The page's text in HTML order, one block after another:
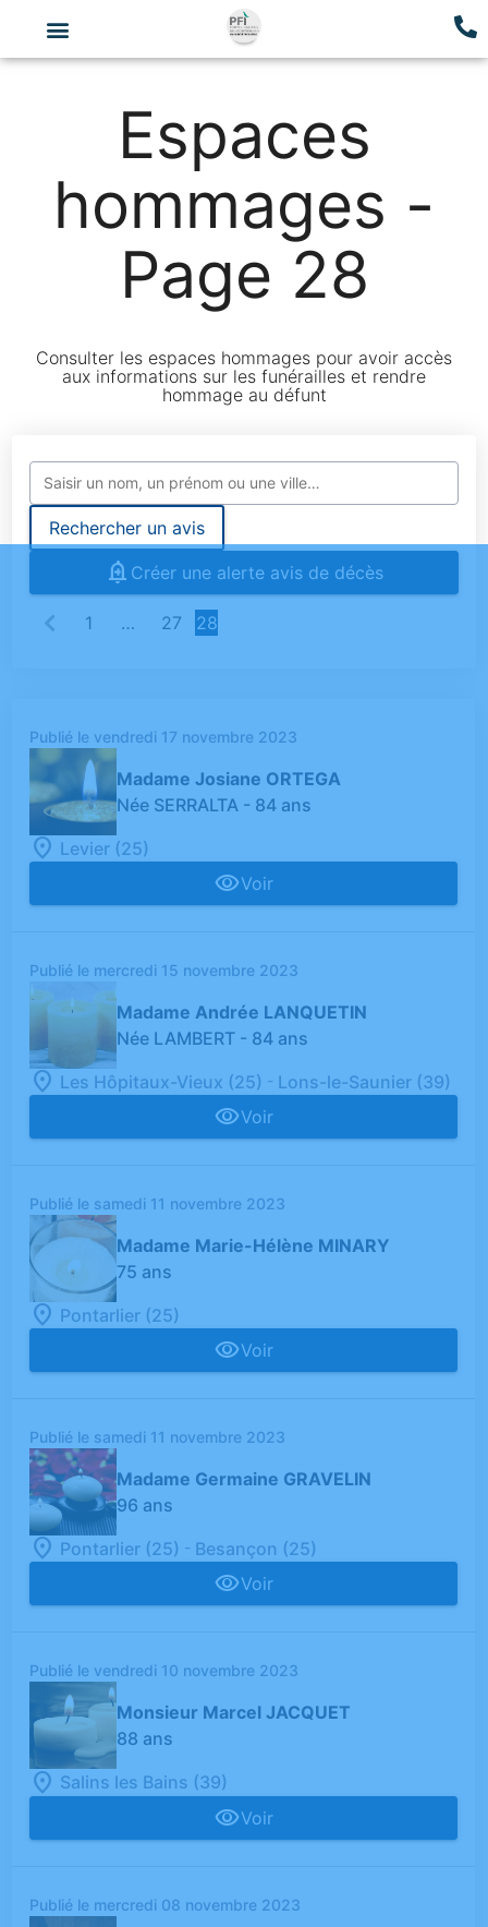
Espaces
hommages -
Page 28
Consulter les espaces hommages pour avoir accès
aux informations sur les funérailles et rendre
hommage au défunt
Rechercher un avis
Créer une alerte avis de décès
1 … 27 28
Publié le vendredi 17 novembre 2023
Madame Josiane ORTEGA
Née SERRALTA - 84 ans
Levier (25)
Voir
Publié le mercredi 15 novembre 2023
Madame Andrée LANQUETIN
Née LAMBERT - 84 ans
Les Hôpitaux-Vieux (25) - Lons-le-Saunier (39)
Voir
Publié le samedi 11 novembre 2023
Madame Marie-Hélène MINARY
75 ans
Pontarlier (25)
Voir
Publié le samedi 11 novembre 2023
Madame Germaine GRAVELIN
96 ans
Pontarlier (25) - Besançon (25)
Voir
Publié le vendredi 10 novembre 2023
Monsieur Marcel JACQUET
88 ans
Salins les Bains (39)
Voir
Publié le mercredi 08 novembre 2023